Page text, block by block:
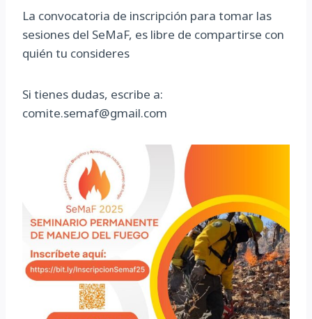
La convocatoria de inscripción para tomar las
sesiones del SeMaF, es libre de compartirse con
quién tu consideres
Si tienes dudas, escribe a:
comite.semaf@gmail.com